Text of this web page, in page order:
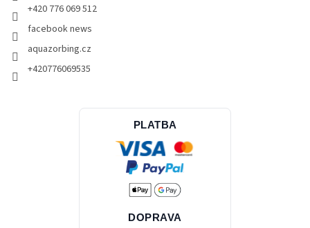
+420 776 069 512
facebook news
aquazorbing.cz
+420776069535
PLATBA
DOPRAVA